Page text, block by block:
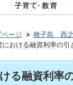
ージ 種子島 西之
における融資利率の引
る融資利率